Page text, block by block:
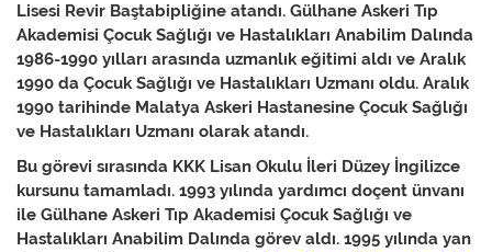
Lisesi Revir Baştabipliğine atandı. Gülhane Askeri Tıp
Akademisi Çocuk Sağlığı ve Hastalıkları Anabilim Dalında
1986-1990 yılları arasında uzmanlık eğitimi aldı ve Aralık
1990 da Çocuk Sağlığı ve Hastalıkları Uzmanı oldu. Aralık
1990 tarihinde Malatya Askeri Hastanesine Çocuk Sağlığı
ve Hastalıkları Uzmanı olarak atandı.
Bu görevi sırasında KKK Lisan Okulu İleri Düzey İngilizce
kursunu tamamladı. 1993 yılında yardımcı doçent ünvanı
ile Gülhane Askeri Tıp Akademisi Çocuk Sağlığı ve
Hastalıkları Anabilim Dalında görev aldı. 1995 yılında yan